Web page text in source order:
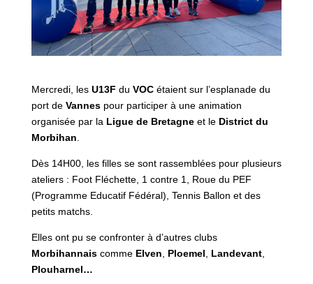
Mercredi, les U13F du VOCétaient sur l’esplanade du
port de Vannespour participer à une animation
organisée par la Ligue de Bretagneet leDistrict du
Morbihan
Dès 14H00, les filles se sont rassemblées pour plusieurs
ateliers : Foot Fléchette, 1 contre 1, Roue du PEF
(Programme Educatif Fédéral), Tennis Ballon et des
petits matchs.
Elles ont pu se confronter à d’autres clubs
Morbihannaiscomme Elven Ploemel Landevant,
Plouharnel…